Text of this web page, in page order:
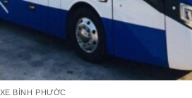
XE BÌNH PHƯỚC